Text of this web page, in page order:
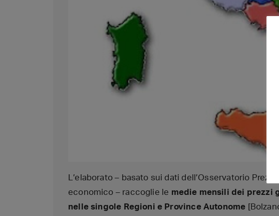
L’elaborato – basato sui dati dell’Osservatorio
economico – raccoglie le medie mensili dei prezzi
nelle singole Regioni e Province Autonome